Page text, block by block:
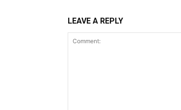
LEAVE A REPLY